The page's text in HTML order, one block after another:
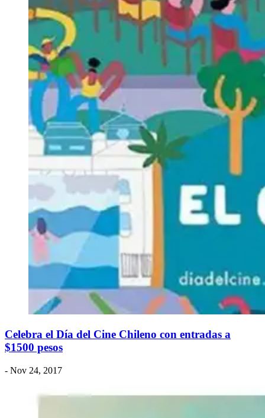
Celebra el Día del Cine Chileno con entradas a
$1500 pesos
- Nov 24, 2017